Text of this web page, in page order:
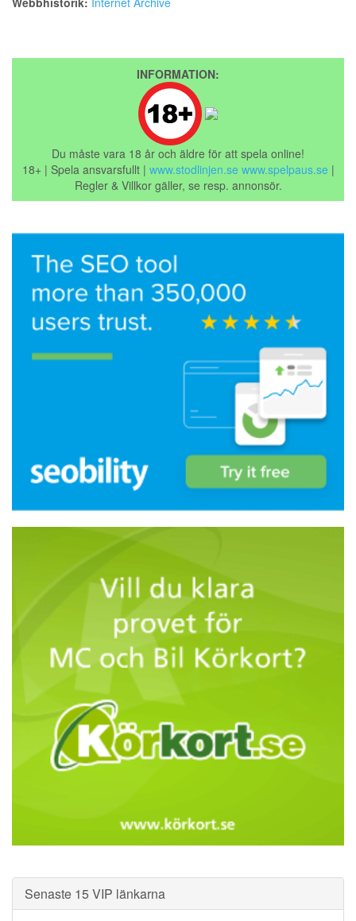
INFORMATION:
Du måste vara 18 år och äldre för att spela online!
18+ | Spela ansvarsfullt | www.stodlinjen.se www.spelpaus.se |
Regler & Villkor gäller, se resp. annonsör.
Senaste 15 VIP länkarna